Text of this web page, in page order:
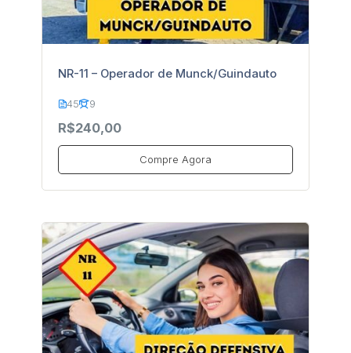
NR-11 – Operador de Munck/Guindauto
45 9
R$240,00
Compre Agora